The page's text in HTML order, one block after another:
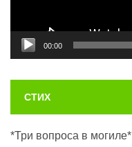
00:00
СТИХ
*Три вопроса в могиле*